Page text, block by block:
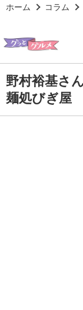
ホーム コラム
野村裕基さ
麺処びぎ屋